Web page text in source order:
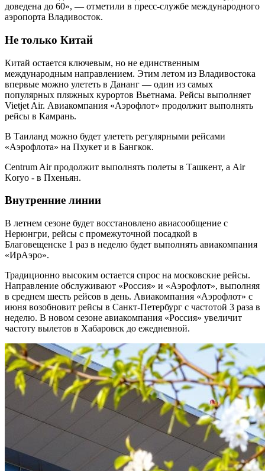
доведена до 60», — отметили в пресс-службе международного
аэропорта Владивосток.
Не только Китай
Китай остается ключевым, но не единственным
международным направлением. Этим летом из Владивостока
впервые можно улететь в Дананг — один из самых
популярных пляжных курортов Вьетнама. Рейсы выполняет
Vietjet Air. Авиакомпания «Аэрофлот» продолжит выполнять
рейсы в Камрань.
В Таиланд можно будет улететь регулярными рейсами
«Аэрофлота» на Пхукет и в Бангкок.
Centrum Air продолжит выполнять полеты в Ташкент, а Air
Koryo - в Пхеньян.
Внутренние линии
В летнем сезоне будет восстановлено авиасообщение с
Нерюнгри, рейсы с промежуточной посадкой в
Благовещенске 1 раз в неделю будет выполнять авиакомпания
«ИрАэро».
Традиционно высоким остается спрос на московские рейсы.
Направление обслуживают «Россия» и «Аэрофлот», выполняя
в среднем шесть рейсов в день. Авиакомпания «Аэрофлот» с
июня возобновит рейсы в Санкт-Петербург с частотой 3 раза в
неделю. В новом сезоне авиакомпания «Россия» увеличит
частоту вылетов в Хабаровск до ежедневной.